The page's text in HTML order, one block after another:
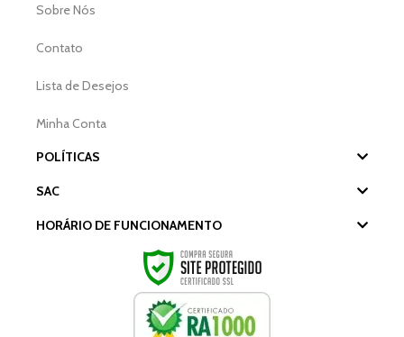
Sobre Nós
Contato
Lista de Desejos
Minha Conta
POLÍTICAS
SAC
HORÁRIO DE FUNCIONAMENTO